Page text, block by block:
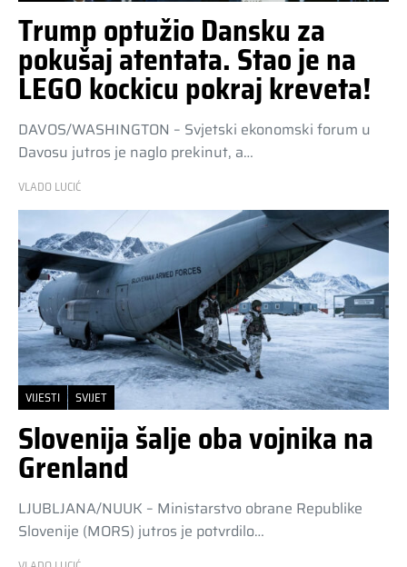
Trump optužio Dansku za
pokušaj atentata. Stao je na
LEGO kockicu pokraj kreveta!
DAVOS/WASHINGTON – Svjetski ekonomski forum u
Davosu jutros je naglo prekinut, a…
VLADO LUCIĆ
VIJESTI SVIJET
Slovenija šalje oba vojnika na
Grenland
LJUBLJANA/NUUK – Ministarstvo obrane Republike
Slovenije (MORS) jutros je potvrdilo…